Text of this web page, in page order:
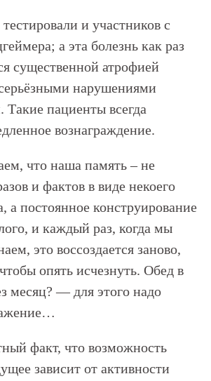
и участников с
а эта болезнь как раз
существенной атрофией
нарушениями
Такие пациенты всегда
вознаграждение.
что наша память – не
и фактов в виде некоего
а постоянное конструирование
и каждый раз, когда мы
это воссоздается заново,
опять исчезнуть. Обед в
месяц? — для этого надо
факт, что возможность
зависит от активности